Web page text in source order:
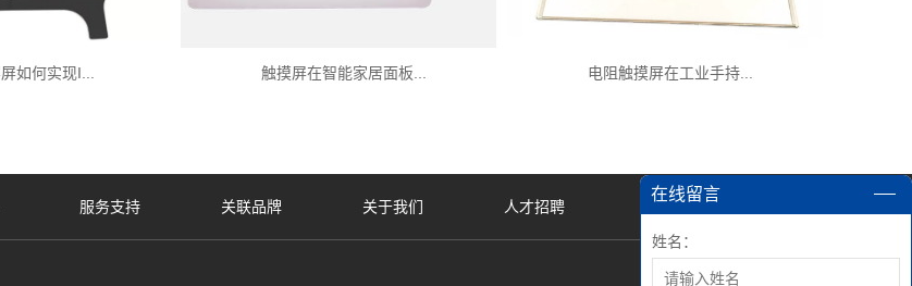
如何实现I... 触摸屏在智能家居面板... 电阻触摸屏在工业手持...
在线留言
姓名：
服务支持 关联品牌 关于我们 人才招聘